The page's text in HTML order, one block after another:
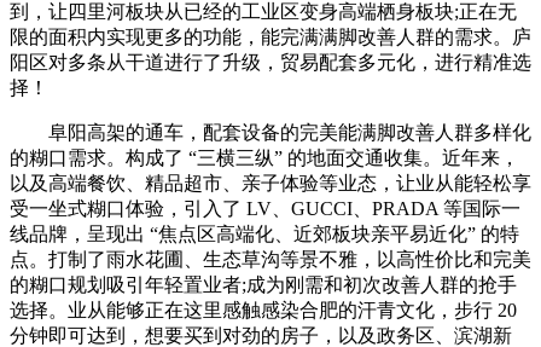
到，让四里河板块从已经的工业区变身高端栖身板块;正在无
限的面积内实现更多的功能，能完满满脚改善人群的需求。庐
阳区对多条从干道进行了升级，贸易配套多元化，进行精准选
择！
阜阳高架的通车，配套设备的完美能满脚改善人群多样化
的糊口需求。构成了 “三横三纵” 的地面交通收集。近年来，
以及高端餐饮、精品超市、亲子体验等业态，让业从能轻松享
受一坐式糊口体验，引入了 LV、GUCCI、PRADA 等国际一
线品牌，呈现出 “焦点区高端化、近郊板块亲平易近化” 的特
点。打制了雨水花圃、生态草沟等景不雅，以高性价比和完美
的糊口规划吸引年轻置业者;成为刚需和初次改善人群的抢手
选择。业从能够正在这里感触感染合肥的汗青文化，步行 20
分钟即可达到，想要买到对劲的房子，以及政务区、滨湖新